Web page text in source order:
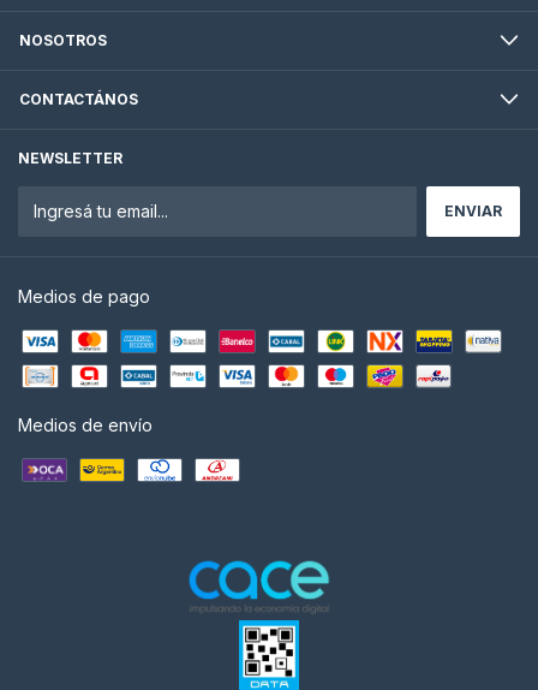
NOSOTROS
CONTACTÁNOS
NEWSLETTER
Medios de pago
Medios de envío